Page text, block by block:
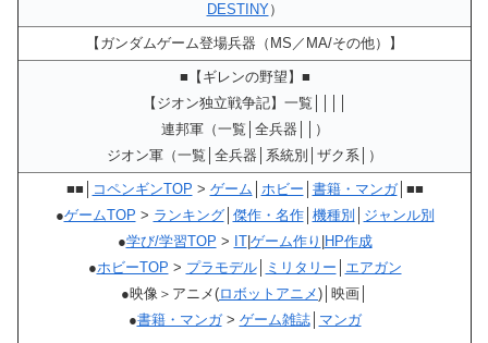
DESTINY）
【ガンダムゲーム登場兵器（MS／MA/その他）】
■【ギレンの野望】■
【ジオン独立戦争記】一覧││││
連邦軍（一覧│全兵器││）
ジオン軍（一覧│全兵器│系統別│ザク系│）
■■│ コペンギンTOP > ゲーム ホビー 書籍・マンガ│■■
●ゲームTOP > ランキング│ 傑作・名作│ 機種別
ジャンル別
●学び/学習TOP > IT| ゲーム作り HP作成
●ホビーTOP > プラモデル│ ミリタリー
エアガン
●映像＞アニメ(ロボットアニメ)│映画│
●書籍・マンガ> ゲーム雑誌│ マンガ